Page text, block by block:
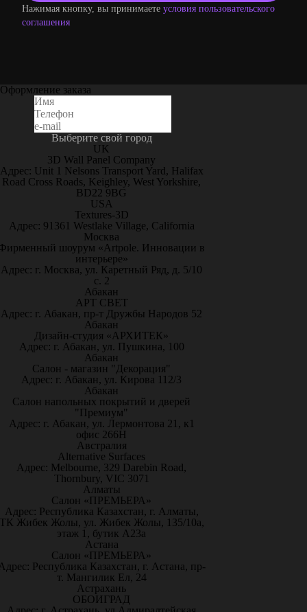
Нажимая кнопку, вы принимаете условия пользовательского
соглашения
Оформление заказа
Выберите свой город
UK
3D Wall Panel Company
Адрес: Unit 1 Nelsons Transport Yard, Halifax
Road Cross Roads, Keighley, West Yorkshire,
BD22 9BG
USA
Textures-3D
Адрес: 91361 Westlake Village, California
Москва
шоурум «Artpole. Инновации в
интерьере»
Адрес: г. Москва, ул. Каретный Ряд, д. 5/10
с. 2
Абакан
АРТ СВЕТ
Адрес: г. Абакан, пр-т Дружбы Народов 52
Абакан
Дизайн-студия «АРХИТЕК»
Адрес: г. Абакан, ул. Пушкина, 100
Абакан
Салон - магазин "Декорация"
Адрес: г. Абакан, ул. Кирова 112/3
Абакан
Салон напольных покрытий и дверей
"Премиум"
Адрес: г. Абакан, ул. Лермонтова 21, к1
офис 266Н
Австралия
Alternative Surfaces
Адрес: Melbourne, 329 Darebin Road,
Thornbury, VIC 3071
Алматы
Салон «ПРЕМЬЕРА»
Адрес: Республика Казахстан, г. Алматы,
Жибек Жолы, ул. Жибек Жолы, 135/10а,
этаж 1, бутик А23а
Астана
Салон «ПРЕМЬЕРА»
Республика Казахстан, г. Астана, пр-
т. Мангилик Ел, 24
Астрахань
ОБОИГРАД